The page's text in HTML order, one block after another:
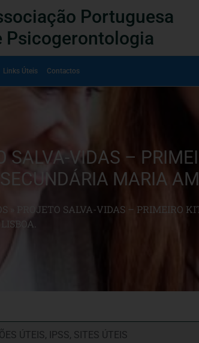
Portuguesa
Psicogerontologia
Links Úteis Contactos
SALVA-VIDAS –
SECUNDÁRIA MARIA
PROJETO SALVA-VIDAS – PRIMEIRO
ÚTEIS, IPSS, SITES ÚTEIS